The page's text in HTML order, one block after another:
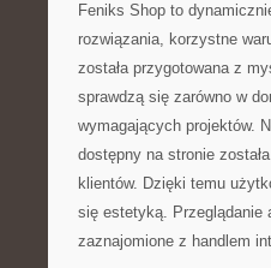
Feniks Shop to
rozwiązania, korzystne
została przygotowana z
sprawdzą się zarówno w
wymagających projektów.
dostępny na stronie
klientów. Dzięki temu
się estetyką. Przeglądanie
zaznajomione z handlem